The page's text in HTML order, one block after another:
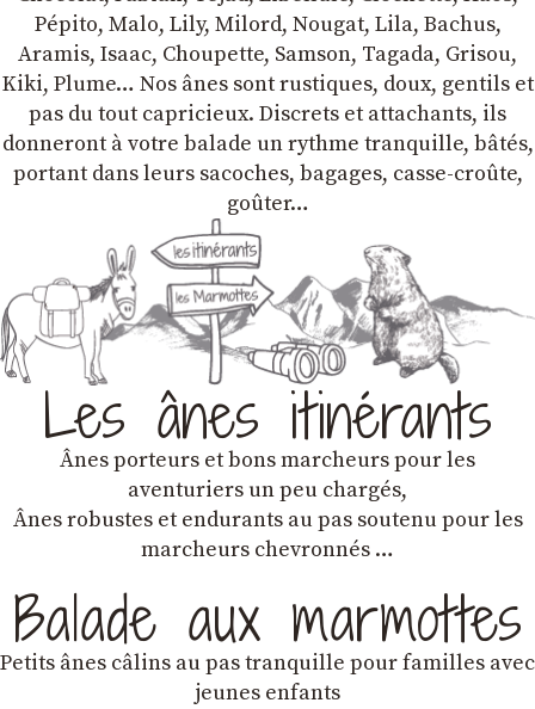
Pépito, Malo, Lily, Milord, Nougat, Lila, Bachus,
Aramis, Isaac, Choupette, Samson, Tagada, Grisou,
Kiki, Plume… Nos ânes sont rustiques, doux, gentils et
pas du tout capricieux. Discrets et attachants, ils
donneront à votre balade un rythme tranquille, bâtés,
portant dans leurs sacoches, bagages, casse-croûte,
goûter…
Les ânes itinérants
Ânes porteurs et bons marcheurs pour les
aventuriers un peu chargés,
Ânes robustes et endurants au pas soutenu pour les
marcheurs chevronnés …
Balade aux marmottes
Petits ânes câlins au pas tranquille pour familles avec
jeunes enfants